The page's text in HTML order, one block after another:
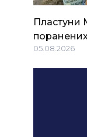
Пластуни
05.08.2026